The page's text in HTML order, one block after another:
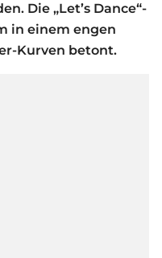
Die „Let’s Dance“-
in einem engen
Kurven betont.